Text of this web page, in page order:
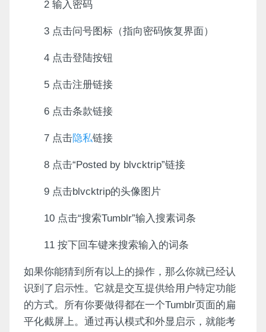
2 输入密码
3 点击问号图标（指向密码恢复界面）
4 点击登陆按钮
5 点击注册链接
6 点击条款链接
7 点击隐私链接
8 点击“Posted by blvcktrip”链接
9 点击blvcktrip的头像图片
10 点击“搜索Tumblr”输入搜素词条
11 按下回车键来搜索输入的词条
如果你能猜到所有以上的操作，那么你就已经认
识到了启示性。它就是交互提供给用户特定功能
的方式。所有你要做得都在一个Tumblr页面的扁
平化截屏上。通过再认模式和外显启示，就能考